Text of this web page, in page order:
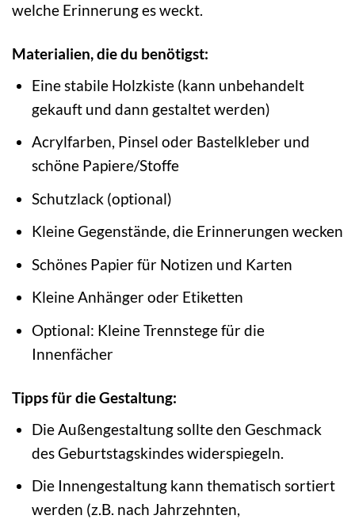
welche Erinnerung es weckt.
Materialien, die du benötigst:
Eine stabile Holzkiste (kann unbehandelt
gekauft und dann gestaltet werden)
Acrylfarben, Pinsel oder Bastelkleber und
schöne Papiere/Stoffe
Schutzlack (optional)
Kleine Gegenstände, die Erinnerungen wecken
Schönes Papier für Notizen und Karten
Kleine Anhänger oder Etiketten
Optional: Kleine Trennstege für die
Innenfächer
Tipps für die Gestaltung:
Die Außengestaltung sollte den Geschmack
des Geburtstagskindes widerspiegeln.
Die Innengestaltung kann thematisch sortiert
werden (z.B. nach Jahrzehnten,